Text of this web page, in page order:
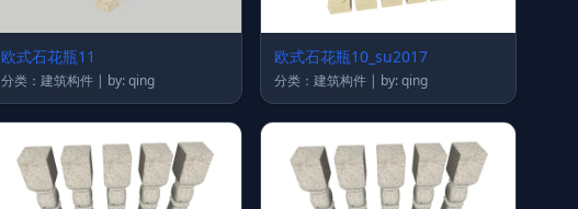
欧式石花瓶11
分类：建筑构件 | by: qing
欧式石花瓶10_su2017
分类：建筑构件 | by: qing